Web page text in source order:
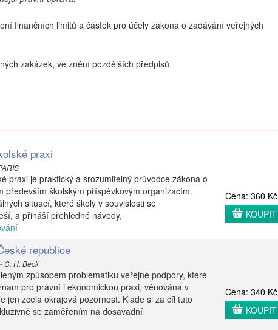
finančních limitů a částek pro účely zákona o zadávání veřejných
zakázek, ve znění pozdějších předpisů
praxi
praxi je praktický a srozumitelný průvodce zákona o
především školským příspěvkovým organizacím.
situací, které školy v souvislosti se
a přináší přehledné návody,
Cena: 360 Kč
KOUPIT
republice
C. H. Beck
způsobem problematiku veřejné podpory, které
pro právní i ekonomickou praxi, věnována v
jen zcela okrajová pozornost. Klade si za cíl tuto
se zaměřením na dosavadní
Cena: 340 Kč
KOUPIT